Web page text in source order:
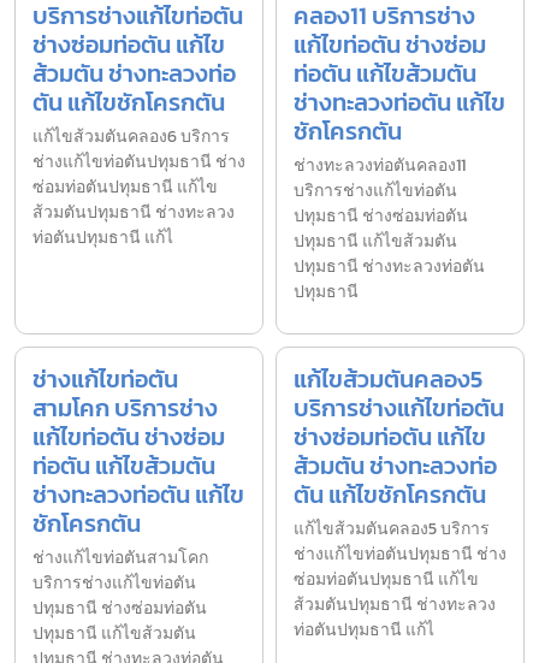
บริการช่างแก้ไขท่อตัน
ช่างซ่อมท่อตัน แก้ไข
ส้วมตัน ช่างทะลวงท่อ
ตัน แก้ไขชักโครกตัน
แก้ไขส้วมตันคลอง6 บริการ
ช่างแก้ไขท่อตันปทุมธานี ช่าง
ซ่อมท่อตันปทุมธานี แก้ไข
ส้วมตันปทุมธานี ช่างทะลวง
ท่อตันปทุมธานี แก้ไ
คลอง11 บริการช่าง
แก้ไขท่อตัน ช่างซ่อม
ท่อตัน แก้ไขส้วมตัน
ช่างทะลวงท่อตัน แก้ไข
ชักโครกตัน
ช่างทะลวงท่อตันคลอง11
บริการช่างแก้ไขท่อตัน
ปทุมธานี ช่างซ่อมท่อตัน
ปทุมธานี แก้ไขส้วมตัน
ปทุมธานี ช่างทะลวงท่อตัน
ปทุมธานี
ช่างแก้ไขท่อตัน
สามโคก บริการช่าง
แก้ไขท่อตัน ช่างซ่อม
ท่อตัน แก้ไขส้วมตัน
ช่างทะลวงท่อตัน แก้ไข
ชักโครกตัน
ช่างแก้ไขท่อตันสามโคก
บริการช่างแก้ไขท่อตัน
ปทุมธานี ช่างซ่อมท่อตัน
ปทุมธานี แก้ไขส้วมตัน
แก้ไขส้วมตันคลอง5
บริการช่างแก้ไขท่อตัน
ช่างซ่อมท่อตัน แก้ไข
ส้วมตัน ช่างทะลวงท่อ
ตัน แก้ไขชักโครกตัน
แก้ไขส้วมตันคลอง5 บริการ
ช่างแก้ไขท่อตันปทุมธานี ช่าง
ซ่อมท่อตันปทุมธานี แก้ไข
ส้วมตันปทุมธานี ช่างทะลวง
ท่อตันปทุมธานี แก้ไ